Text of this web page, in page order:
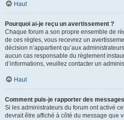
Haut
Pourquoi ai-je reçu un avertissement ?
Chaque forum a son propre ensemble de
de ces règles, vous recevrez un
décision n’appartient qu’aux
aucun cas responsable du règlement
d’informations, veuillez contacter un
Haut
Comment puis-je rapporter des
Si les administrateurs du forum ont activé
devrait être affiché à côté du message que